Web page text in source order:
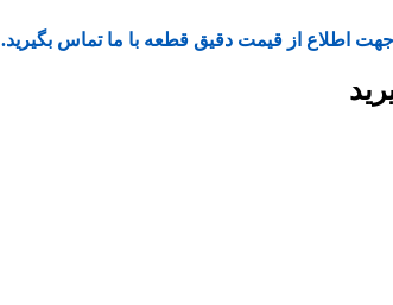
اطلاع از قیمت دقیق قطعه با ما تماس بگیرید.